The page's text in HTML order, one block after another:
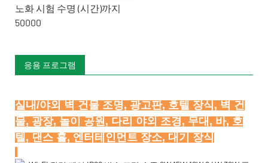
노화 시험 수명 (시간)까지
50000
응용 프로그램
실내/야외 벽 건물 조명, 광고판, 호텔 장식, 벽 건
물, 광장, 놀이 공원, 다리 야외 조경, 무대, 바, 호